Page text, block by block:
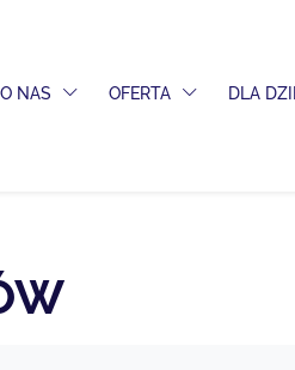
O NAS PRZEŁĄCZ MENU ROZWIJANE
OFERTA PRZEŁĄCZ
DLA